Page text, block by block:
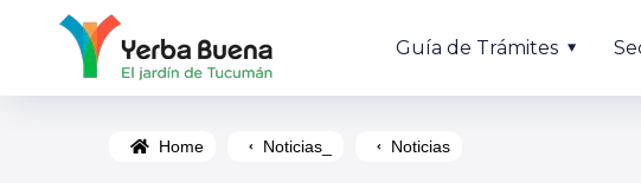
Guía de Trámites
Home Noticias_ Noticias